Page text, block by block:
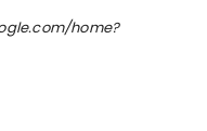
home?